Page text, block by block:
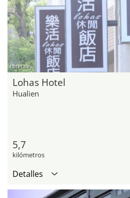
hotel.de
Lohas Hotel
Hualien
5,7
kilómetros
Detalles